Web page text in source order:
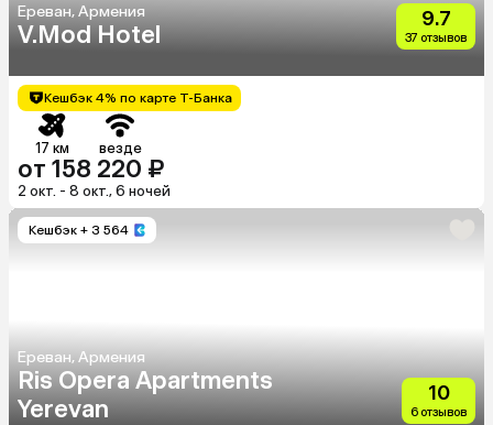
Ереван, Армения
V.Mod Hotel
9.7
37 отзывов
Кешбэк 4% по карте Т-Банка
17 км везде
от 158 220 ₽
2 окт. - 8 окт., 6 ночей
Кешбэк + 3 564
Ереван, Армения
Ris Opera Apartments
Yerevan
10
6 отзывов